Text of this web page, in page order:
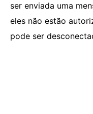
ser enviada uma
eles não estão
pode ser